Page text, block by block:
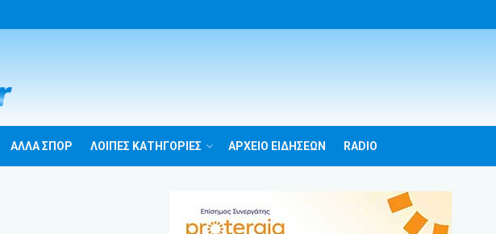
ΑΛΛΑ ΣΠΟΡ ΛΟΙΠΕΣ ΚΑΤΗΓΟΡΙΕΣ ΑΡΧΕΙΟ ΕΙΔΗΣΕΩΝ RADIO